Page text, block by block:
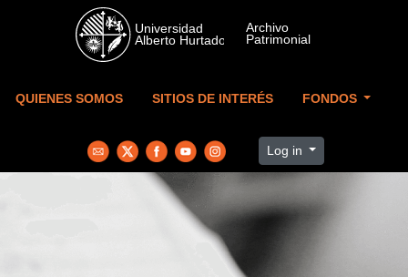
Skip to main content
QUIENES SOMOS SITIOS DE INTERÉS FONDOS
Log in